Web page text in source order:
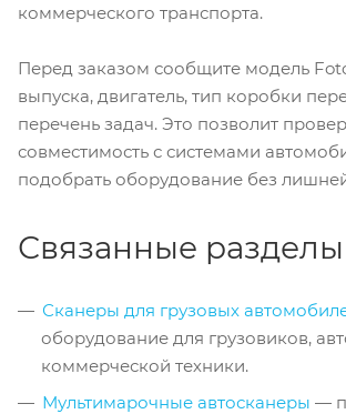
коммерческого транспорта.
Перед заказом сообщите модель
выпуска, двигатель, тип коробки
перечень задач. Это позволит
совместимость с системами
подобрать оборудование без
Связанные разделы
Сканеры для грузовых
оборудование для грузовиков,
коммерческой техники.
Мультимарочные автосканеры —